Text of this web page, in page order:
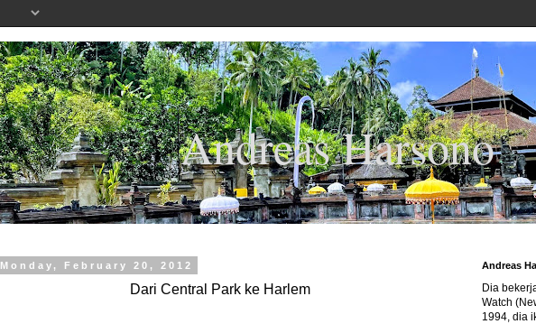
Andreas Harsono
Monday, February 20, 2012
Dari Central Park ke Harlem
Andreas
Dia
Watch
1994, dia